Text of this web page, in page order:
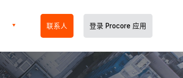
联系人 登录 Procore 应用